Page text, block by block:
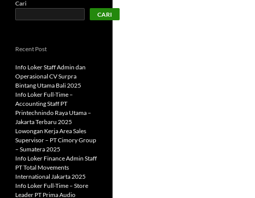
Cari
CARI
Recent Post
Info Loker Staff Admin dan
Operasional CV Surpra
Bintang Utama Bali 2025
Info Loker Full-Time –
Accounting Staff PT
Printechnindo Raya Utama –
Jakarta Terbaru 2025
Lowongan Kerja Area Sales
Supervisor – PT Cimory Group
– Sumatera 2025
Info Loker Finance Admin Staff
PT Total Movements
International Jakarta 2025
Info Loker Full-Time – Store
Leader PT Prima Audio